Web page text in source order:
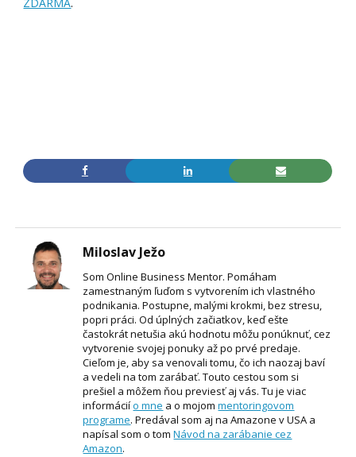
Miloslav Ježo
Som Online Business Mentor. Pomáham
zamestnaným ľuďom s vytvorením ich vlastného
podnikania. Postupne, malými krokmi, bez stresu,
popri práci. Od úplných začiatkov, keď ešte
častokrát netušia akú hodnotu môžu ponúknuť, cez
vytvorenie svojej ponuky až po prvé predaje.
Cieľom je, aby sa venovali tomu, čo ich naozaj baví
a vedeli na tom zarábať. Touto cestou som si
prešiel a môžem ňou previesť aj vás. Tu je viac
informáciío mne a o mojommentoringovom
programe. Predával som aj na Amazone v USA a
napísal som o tomNávod na zarábanie cez
Amazon.